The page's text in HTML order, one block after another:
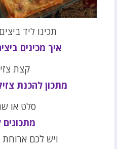
תכינו ליד
איך מכינים
קצת
מתכון להכנת
סלט או
ויש לכם